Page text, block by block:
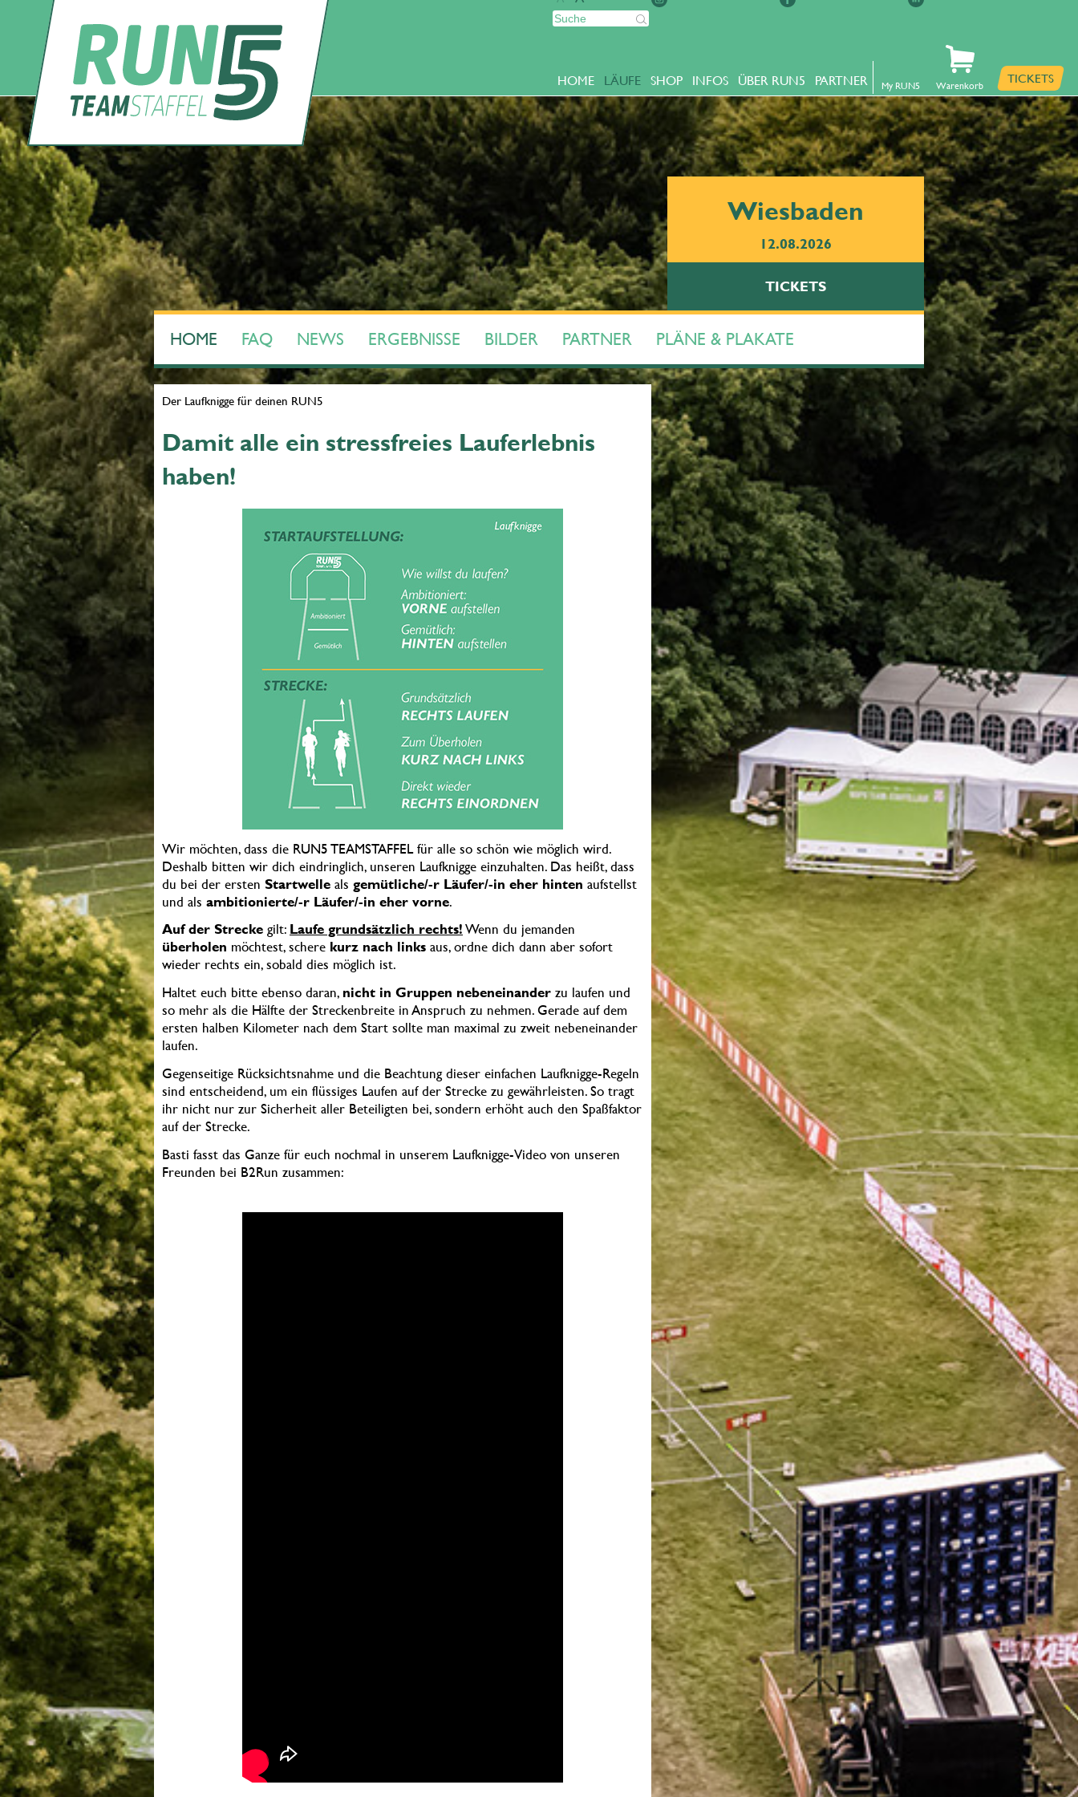
My RUN5 Warenkorb TICKETS
HOME LÄUFE SHOP INFOS ÜBER RUN5 PARTNER
Wiesbaden
12.08.2026
TICKETS
HOME FAQ NEWS ERGEBNISSE BILDER PARTNER PLÄNE & PLAKATE
Der Laufknigge für deinen RUN5
Damit alle ein stressfreies Lauferlebnis
haben!
Wir möchten, dass die RUN5 TEAMSTAFFEL für alle so schön wie möglich wird.
Deshalb bitten wir dich eindringlich, unseren Laufknigge einzuhalten. Das heißt, dass
du bei der ersten Startwelle als gemütliche/-r Läufer/-in eher hinten aufstellst
und als ambitionierte/-r Läufer/-in eher vorne.
Auf der Strecke gilt: Laufe grundsätzlich rechts!Wenn du jemanden
überholen möchtest, schere kurz nach links aus, ordne dich dann aber sofort
wieder rechts ein, sobald dies möglich ist.
Haltet euch bitte ebenso daran, nicht in Gruppen nebeneinander zu laufen und
so mehr als die Hälfte der Streckenbreite in Anspruch zu nehmen. Gerade auf dem
ersten halben Kilometer nach dem Start sollte man maximal zu zweit nebeneinander
laufen.
Gegenseitige Rücksichtsnahme und die Beachtung dieser einfachen Laufknigge-Regeln
sind entscheidend, um ein flüssiges Laufen auf der Strecke zu gewährleisten. So tragt
ihr nicht nur zur Sicherheit aller Beteiligten bei, sondern erhöht auch den Spaßfaktor
auf der Strecke.
Basti fasst das Ganze für euch nochmal in unserem Laufknigge-Video von unseren
Freunden bei B2Run zusammen: